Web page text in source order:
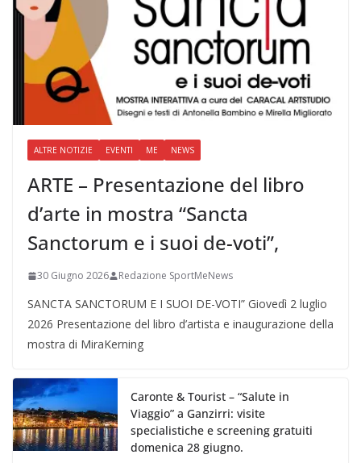
ALTRE NOTIZIE EVENTI ME NEWS
ARTE – Presentazione del libro
d’arte in mostra “Sancta
Sanctorum e i suoi de-voti”,
30 Giugno 2026 Redazione SportMeNews
SANCTA SANCTORUM E I SUOI DE-VOTI” Giovedì 2 luglio
2026 Presentazione del libro d’artista e inaugurazione della
mostra di MiraKerning
Caronte & Tourist – “Salute in
Viaggio” a Ganzirri: visite
specialistiche e screening gratuiti
domenica 28 giugno.